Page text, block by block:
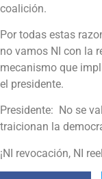
coalición.
Por todas estas
no vamos NI con la
mecanismo que
el presidente.
Presidente: No se
traicionan la
¡NI revocación, NI